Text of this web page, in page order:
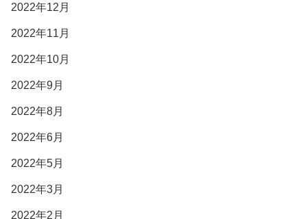
2022年12月
2022年11月
2022年10月
2022年9月
2022年8月
2022年6月
2022年5月
2022年3月
2022年2月